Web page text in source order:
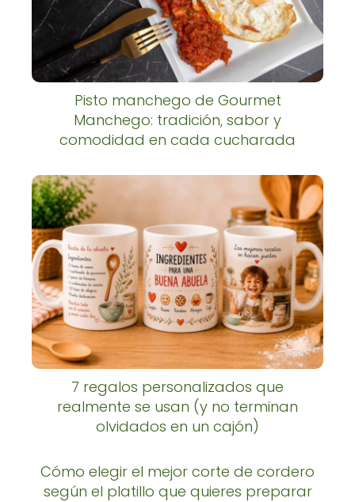
Pisto manchego de Gourmet
Manchego: tradición, sabor y
comodidad en cada cucharada
7 regalos personalizados que
realmente se usan (y no terminan
olvidados en un cajón)
Cómo elegir el mejor corte de cordero
según el platillo que quieres preparar